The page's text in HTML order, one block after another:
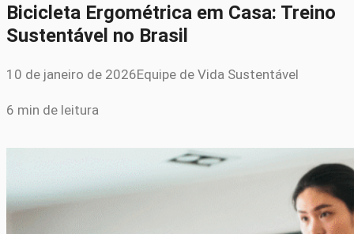
Bicicleta Ergométrica em Casa: Treino
Sustentável no Brasil
10 de janeiro de 2026Equipe de Vida Sustentável
6 min de leitura